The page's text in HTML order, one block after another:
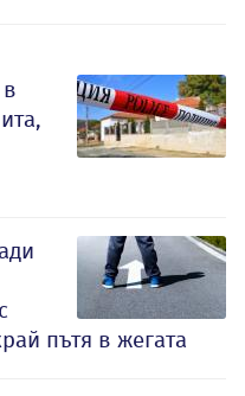
пътя в жегата